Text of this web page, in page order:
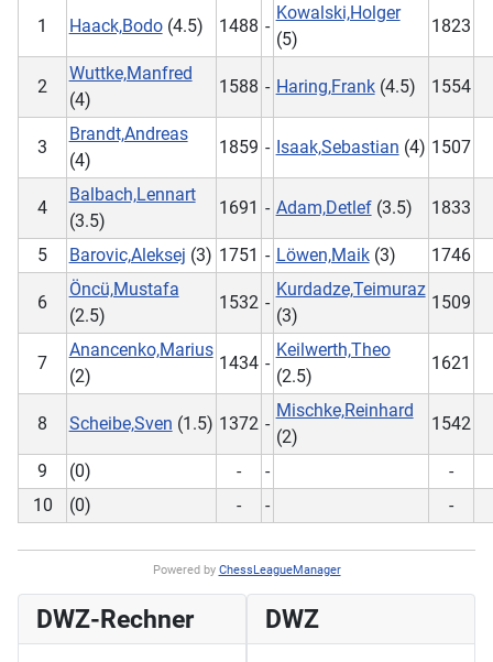
1 Haack,Bodo(4.5) 1488 -
Kowalski,Holger
(5)
1823
2
Wuttke,Manfred
(4)
1588 - Haring,Frank(4.5) 1554
3
Brandt,Andreas
(4)
1859 - Isaak,Sebastian (4) 1507
4
Balbach,Lennart
(3.5)
1691 - Adam,Detlef(3.5) 1833
5 Barovic,Aleksej (3) 1751 - Löwen,Maik(3) 1746
6
Öncü,Mustafa
(2.5)
1532 -
Kurdadze,Teimuraz
(3)
1509
7
Anancenko,Marius
(2)
1434 -
Keilwerth,Theo
(2.5)
1621
8 Scheibe,Sven (1.5) 1372 -
Mischke,Reinhard
(2)
1542
9 (0) - -
-
10
(0) - - -
Powered by ChessLeagueManager
DWZ-Rechner DWZ